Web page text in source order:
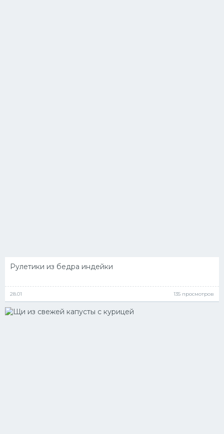
Рулетики из бедра индейки
28.01 135 просмотров